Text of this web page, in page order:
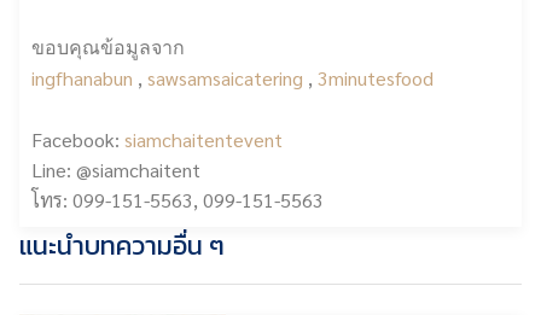
ขอบคุณข้อมูลจาก
ingfhanabun , sawsamsaicatering , 3minutesfood
Facebook: siamchaitentevent
Line: @siamchaitent
โทร: 099-151-5563, 099-151-5563
แนะนำบทความอื่น ๆ